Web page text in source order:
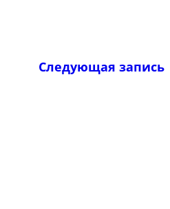
Следующая запись